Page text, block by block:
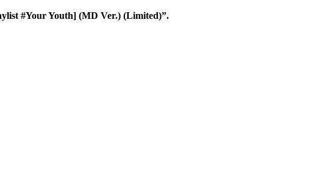
#Your Youth] (MD Ver.) (Limited)”.